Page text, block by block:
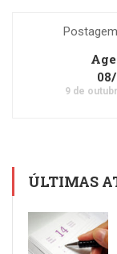
9 de
ÚLTIMAS